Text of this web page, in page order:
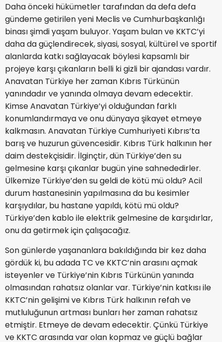
Daha önceki hükümetler tarafından da defa defa
gündeme getirilen yeni Meclis ve Cumhurbaşkanlığı
binası şimdi yaşam buluyor. Yaşam bulan ve KKTC’yi
daha da güçlendirecek, siyasi, sosyal, kültürel ve sportif
alanlarda katkı sağlayacak böylesi kapsamlı bir
projeye karşı çıkanların belli ki gizli bir ajandası vardır.
Anavatan Türkiye her zaman Kıbrıs Türkünün
yanındadır ve yanında olmaya devam edecektir.
Kimse Anavatan Türkiye’yi olduğundan farklı
konumlandırmaya ve onu dünyaya şikayet etmeye
kalkmasın. Anavatan Türkiye Cumhuriyeti Kıbrıs’ta
barış ve huzurun güvencesidir. Kıbrıs Türk halkının her
daim destekçisidir. İlginçtir, dün Türkiye’den su
gelmesine karşı çıkanlar bugün yine sahnededirler.
Ülkemize Türkiye’den su geldi de kötü mü oldu? Acil
durum hastanesinin yapılmasına da bu kesimler
karşıydılar, bu hastane yapıldı, kötü mü oldu?
Türkiye’den kablo ile elektrik gelmesine de karşıdırlar,
onu da getirmek için çalışacağız.
Son günlerde yaşananlara bakıldığında bir kez daha
gördük ki, bu adada TC ve KKTC’nin arasını açmak
isteyenler ve Türkiye’nin Kıbrıs Türkünün yanında
olmasından rahatsız olanlar var. Türkiye’nin katkısı ile
KKTC’nin gelişimi ve Kıbrıs Türk halkının refah ve
mutluluğunun artması bunları her zaman rahatsız
etmiştir. Etmeye de devam edecektir. Çünkü Türkiye
ve KKTC arasında var olan kopmaz ve güçlü bağlar